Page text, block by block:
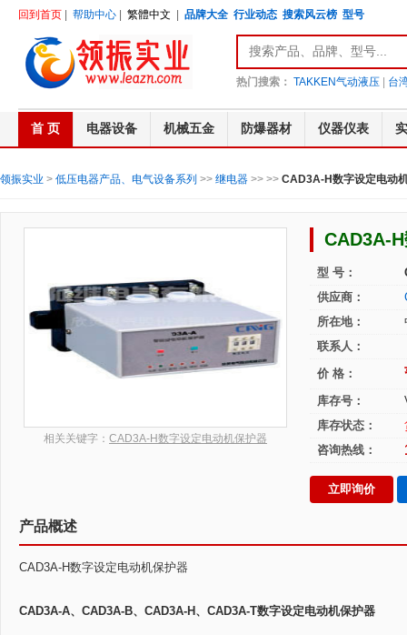
回到首页 帮助中心 繁體中文 品牌大全 行业动态 搜索风云榜 型号
热门搜索： TAKKEN气动液压 台
首 页 电器设备 机械五金 防爆器材 仪器仪表
领振实业 > 低压电器产品、电气设备系列 >> 继电器 >> >> CAD3A-H数字设定电动
相关关键字： CAD3A-H数字设定电动机保护器
CAD3A-
型 号：
供应商：
所在地：
联系人：
价 格：
库存号：
库存状态：
咨询热线：
立即询价
产品概述
CAD3A-H数字设定电动机保护器
CAD3A-A、CAD3A-B、CAD3A-H、CAD3A-T数字设定电动机保护器